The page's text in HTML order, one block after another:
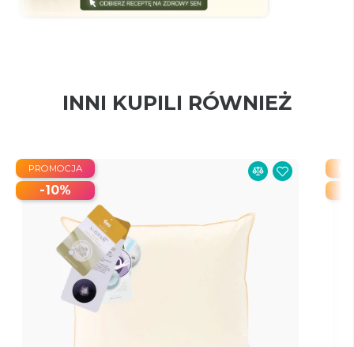
INNI KUPILI RÓWNIEŻ
PROMOCJA
-10%